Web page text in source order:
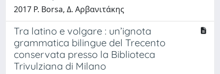
2017 P. Borsa, Δ. Αρβανιτάκης
Tra latino e volgare : un’ignota
grammatica bilingue del Trecento
conservata presso la Biblioteca
Trivulziana di Milano